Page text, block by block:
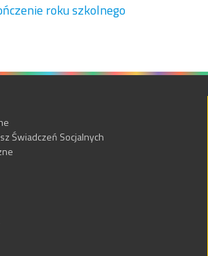
roku szkolnego
Świadczeń Socjalnych